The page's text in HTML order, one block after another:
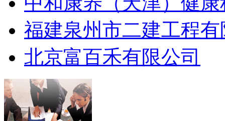
福建泉州市二建工程
北京富百禾有限公司